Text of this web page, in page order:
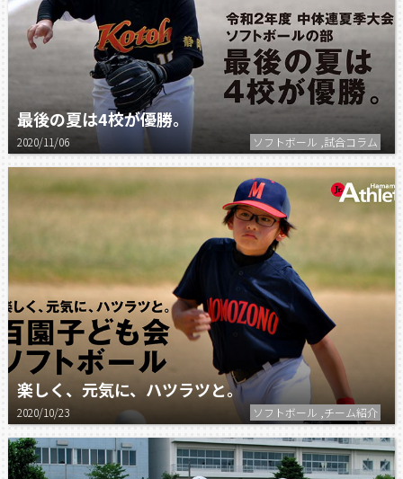
最後の夏は4校が優勝。
2020/11/06 ソフトボール ,試合コラム
楽しく、元気に、ハツラツと。
2020/10/23 ソフトボール ,チーム紹介